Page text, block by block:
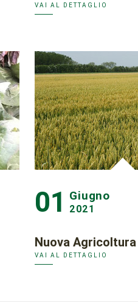
VAI AL DETTAGLIO
01 Giugno
2021
Nuova Agricoltura
VAI AL DETTAGLIO